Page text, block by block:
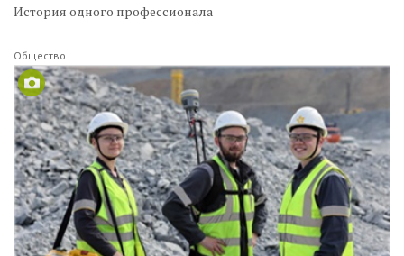
История одного профессионала
Общество